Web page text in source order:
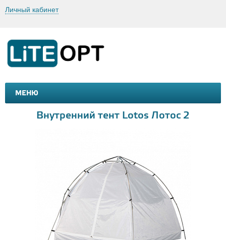
Личный кабинет
МЕНЮ
МАШИНКИ И МОТОЦИКЛЫ
Внутренний тент Lotos Лотос 2